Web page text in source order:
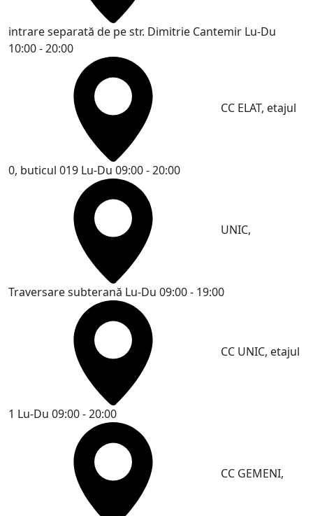
intrare separată de pe str. Dimitrie Cantemir Lu-Du
10:00 - 20:00
CC ELAT, etajul
0, buticul 019 Lu-Du 09:00 - 20:00
UNIC,
Traversare subterană Lu-Du 09:00 - 19:00
CC UNIC, etajul
1 Lu-Du 09:00 - 20:00
CC GEMENI,